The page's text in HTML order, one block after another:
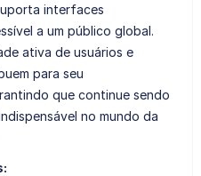
interfaces
a um público global.
ativa de usuários e
para seu
que continue sendo
no mundo da